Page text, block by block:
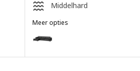
m ch longue, rechts, Grann zwart/
Middelhard
Meer opties
Optie: FULLERÖ, 4-zitsbank